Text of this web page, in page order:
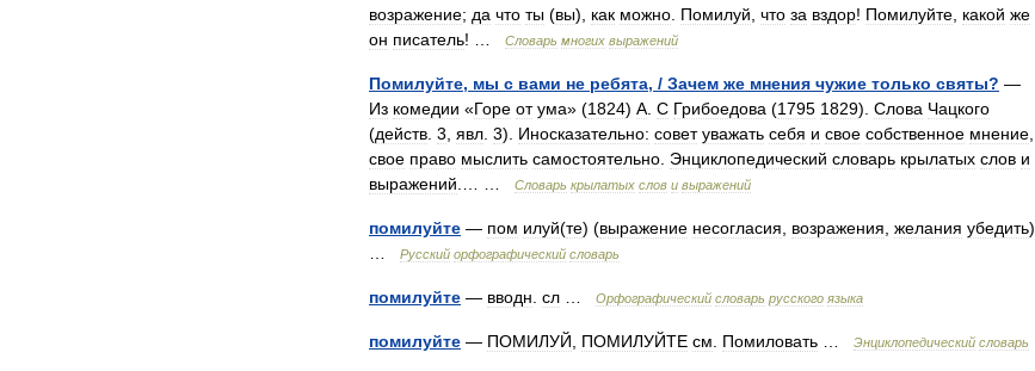
возражение; да что ты (вы), как можно Помилуй что за вздор! Помилуйте какой же
он писатель! … Словарь многих выражений
Помилуйте, мы с вами не ребята, / Зачем же мнения чужие только святы? —
Из комедии «Горе от ума» (1824) А С Грибоедова (1795 1829). Слова Чацкого
(действ 3 явл 3). Иносказательно: совет уважать себя и свое собственное мнение
свое право мыслить самостоятельно Энциклопедический словарь крылатых слов и
выражений
Словарь крылатых слов и выражений
помилуйте — пом илуй(те) (выражение несогласия возражения желания убедить)
Русский орфографический словарь
помилуйте — вводн сл Орфографический словарь русского языка
помилуйте — ПОМИЛУЙ ПОМИЛУЙТЕ см Помиловать Энциклопедический словарь